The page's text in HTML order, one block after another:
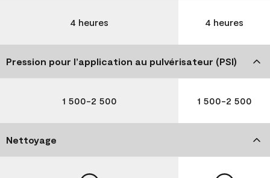
4 heures 4 heures
Pression pour l’application au pulvérisateur (PSI)
1 500-2 500 1 500-2 500
Nettoyage